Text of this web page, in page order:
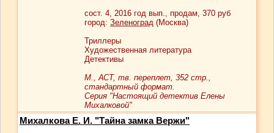
сост. 4, 2016 год вып., продам, 370 руб
город: Зеленоград (Москва)
Триллеры
Художественная литература
Детективы
М., АСТ, тв. переплет, 352 стр.,
стандартный формат.
Серия "Настоящий детектив Елены
Михалковой"
Михалкова Е. И. "Тайна замка Вержи"